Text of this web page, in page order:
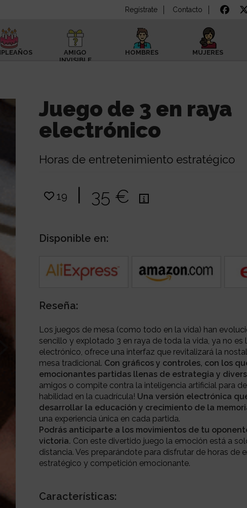
Regístrate Contacto
AMIGO
INVISIBLE
HOMBRES MUJERES
Juego de 3 en raya
electrónico
Horas de entretenimiento estratégico
19 | 35 €
Disponible en:
Reseña:
Los juegos de mesa (como todo en la vida) han
sencillo y explotado 3 en raya de toda la vida, ya no es
electrónico, ofrece una interfaz que revitalizará la
mesa tradicional. Con gráficos y controles, con los
emocionantes partidas llenas de estrategia y
amigos o compite contra la inteligencia artificial para
habilidad en la cuadrícula! Una versión electrónica
desarrollar la educación y crecimiento de la
una experiencia única en cada partida.
Podrás anticiparte a los movimientos de tu
victoria. Con este divertido juego la emoción está a
distancia. Ves preparándote para disfrutar de horas de
estratégico y competición emocionante.
Características: